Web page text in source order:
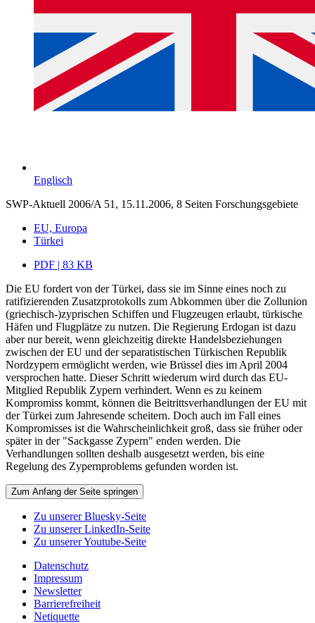
Englisch
SWP-Aktuell 2006/A 51, 15.11.2006, 8 Seiten Forschungsgebiete
EU, Europa
Türkei
PDF | 83 KB
Die EU fordert von der Türkei, dass sie im Sinne eines noch zu
ratifizierenden Zusatzprotokolls zum Abkommen über die Zollunion
(griechisch-)zyprischen Schiffen und Flugzeugen erlaubt, türkische
Häfen und Flugplätze zu nutzen. Die Regierung Erdogan ist dazu
aber nur bereit, wenn gleichzeitig direkte Handelsbeziehungen
zwischen der EU und der separatistischen Türkischen Republik
Nordzypern ermöglicht werden, wie Brüssel dies im April 2004
versprochen hatte. Dieser Schritt wiederum wird durch das EU-
Mitglied Republik Zypern verhindert. Wenn es zu keinem
Kompromiss kommt, können die Beitrittsverhandlungen der EU mit
der Türkei zum Jahresende scheitern. Doch auch im Fall eines
Kompromisses ist die Wahrscheinlichkeit groß, dass sie früher oder
später in der "Sackgasse Zypern" enden werden. Die
Verhandlungen sollten deshalb ausgesetzt werden, bis eine
Regelung des Zypernproblems gefunden worden ist.
Zum Anfang der Seite springen
Zu unserer Bluesky-Seite
Zu unserer LinkedIn-Seite
Zu unserer Youtube-Seite
Datenschutz
Impressum
Newsletter
Barrierefreiheit
Netiquette